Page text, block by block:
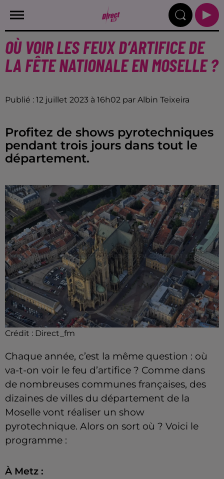
OÙ VOIR LES FEUX D’ARTIFICE DE
LA FÊTE NATIONALE EN MOSELLE ?
Publié : 12 juillet 2023 à 16h02 par Albin Teixeira
Profitez de shows pyrotechniques
pendant trois jours dans tout le
département.
Crédit : Direct_fm
Chaque année, c’est la même question : où
va-t-on voir le feu d’artifice ? Comme dans
de nombreuses communes françaises, des
dizaines de villes du département de la
Moselle vont réaliser un show
pyrotechnique. Alors on sort où ? Voici le
programme :
À Metz :